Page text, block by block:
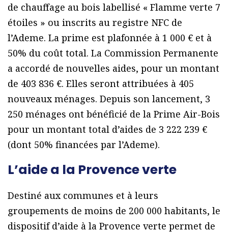
de chauffage au bois labellisé « Flamme verte 7
étoiles » ou inscrits au registre NFC de
l’Ademe. La prime est plafonnée à 1 000 € et à
50% du coût total. La Commission Permanente
a accordé de nouvelles aides, pour un montant
de 403 836 €. Elles seront attribuées à 405
nouveaux ménages. Depuis son lancement, 3
250 ménages ont bénéficié de la Prime Air-Bois
pour un montant total d’aides de 3 222 239 €
(dont 50% financées par l’Ademe).
L’aide a la Provence verte
Destiné aux communes et à leurs
groupements de moins de 200 000 habitants, le
dispositif d’aide à la Provence verte permet de